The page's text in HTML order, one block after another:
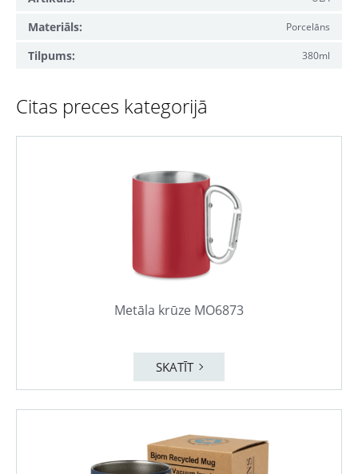
Materiāls: Porcelāns
Tilpums: 380ml
Citas preces kategorijā
Metāla krūze MO6873
SKATĪT